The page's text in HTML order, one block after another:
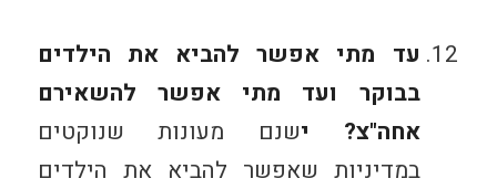
עד מתי אפשר להביא את הילדים
בבוקר ועד מתי אפשר להשאירם
אחה"צ? ישנם מעונות שנוקטים
במדיניות שאפשר להביא את הילדים